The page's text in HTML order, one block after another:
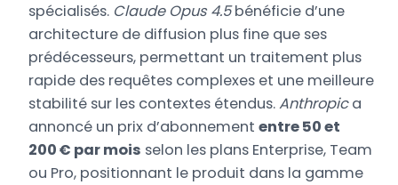
spécialisés. Claude Opus 4.5bénéficie d’une
architecture de diffusion plus fine que ses
prédécesseurs, permettant un traitement plus
rapide des requêtes complexes et une meilleure
stabilité sur les contextes étendus.Anthropica
annoncé un prix d’abonnemententre 50 et
200 € par mois selon les plans Enterprise, Team
ou Pro, positionnant le produit dans la gamme